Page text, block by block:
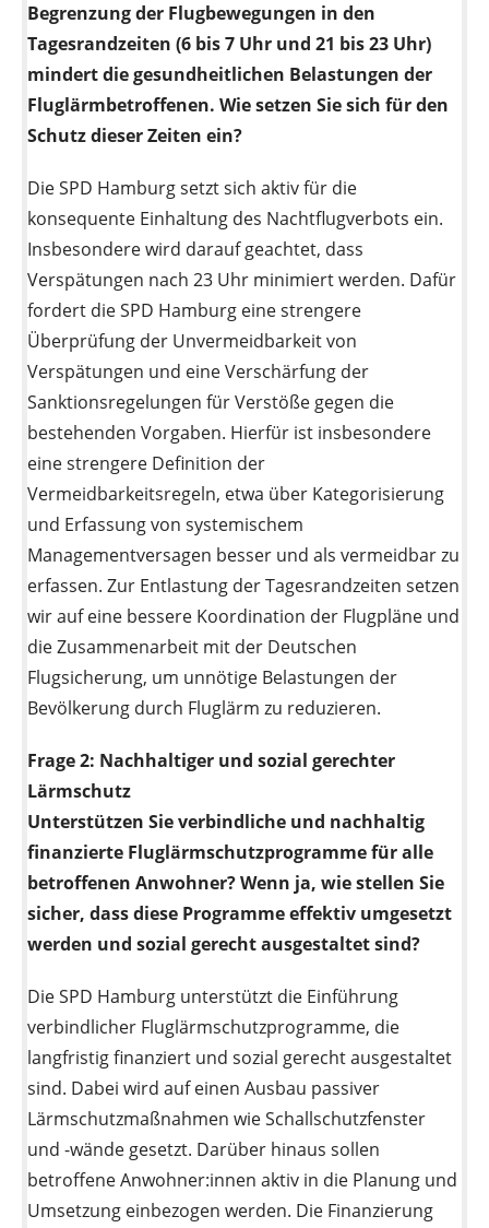
Begrenzung der Flugbewegungen in den
Tagesrandzeiten (6 bis 7 Uhr und 21 bis 23 Uhr)
mindert die gesundheitlichen Belastungen der
Fluglärmbetroffenen. Wie setzen Sie sich für den
Schutz dieser Zeiten ein?
Die SPD Hamburg setzt sich aktiv für die
konsequente Einhaltung des Nachtflugverbots ein.
Insbesondere wird darauf geachtet, dass
Verspätungen nach 23 Uhr minimiert werden. Dafür
fordert die SPD Hamburg eine strengere
Überprüfung der Unvermeidbarkeit von
Verspätungen und eine Verschärfung der
Sanktionsregelungen für Verstöße gegen die
bestehenden Vorgaben. Hierfür ist insbesondere
eine strengere Definition der
Vermeidbarkeitsregeln, etwa über Kategorisierung
und Erfassung von systemischem
Managementversagen besser und als vermeidbar zu
erfassen. Zur Entlastung der Tagesrandzeiten setzen
wir auf eine bessere Koordination der Flugpläne und
die Zusammenarbeit mit der Deutschen
Flugsicherung, um unnötige Belastungen der
Bevölkerung durch Fluglärm zu reduzieren.
Frage 2: Nachhaltiger und sozial gerechter
Lärmschutz
Unterstützen Sie verbindliche und nachhaltig
finanzierte Fluglärmschutzprogramme für alle
betroffenen Anwohner? Wenn ja, wie stellen Sie
sicher, dass diese Programme effektiv umgesetzt
werden und sozial gerecht ausgestaltet sind?
Die SPD Hamburg unterstützt die Einführung
verbindlicher Fluglärmschutzprogramme, die
langfristig finanziert und sozial gerecht ausgestaltet
sind. Dabei wird auf einen Ausbau passiver
Lärmschutzmaßnahmen wie Schallschutzfenster
und -wände gesetzt. Darüber hinaus sollen
betroffene Anwohner:innen aktiv in die Planung und
Umsetzung einbezogen werden. Die Finanzierung